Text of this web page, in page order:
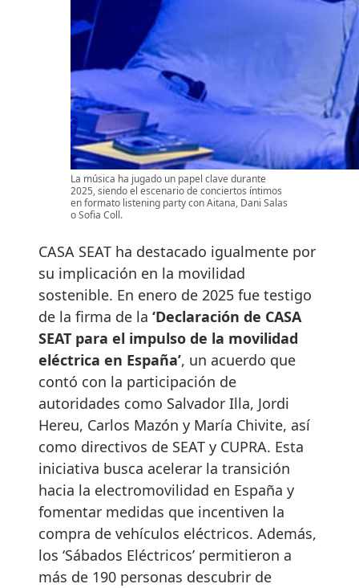
La música ha jugado un papel clave durante
2025, siendo el escenario de conciertos íntimos
en formato listening party con Aitana, Dani Salas
o Sofia Coll.
CASA SEAT ha destacado igualmente por
su implicación en la movilidad
sostenible. En enero de 2025 fue testigo
de la firma de la ‘Declaración de CASA
SEAT para el impulso de la movilidad
eléctrica en España’, un acuerdo que
contó con la participación de
autoridades como Salvador Illa, Jordi
Hereu, Carlos Mazón y María Chivite, así
como directivos de SEAT y CUPRA. Esta
iniciativa busca acelerar la transición
hacia la electromovilidad en España y
fomentar medidas que incentiven la
compra de vehículos eléctricos. Además,
los ‘Sábados Eléctricos’ permitieron a
más de 190 personas descubrir de